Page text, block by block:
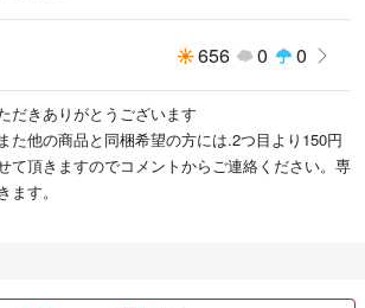
656 0 0
だきありがとうございます
た他の商品と同梱希望の方には.2つ目より150円
て頂きますのでコメントからご連絡ください。専
す。